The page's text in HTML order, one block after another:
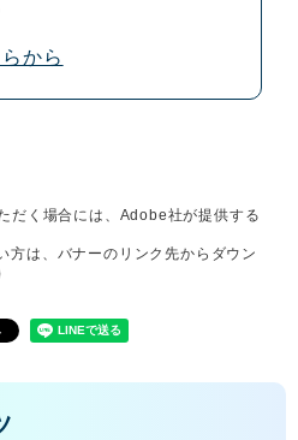
から
だく場合には、Adobe社が提供する
は、バナーのリンク先からダウン